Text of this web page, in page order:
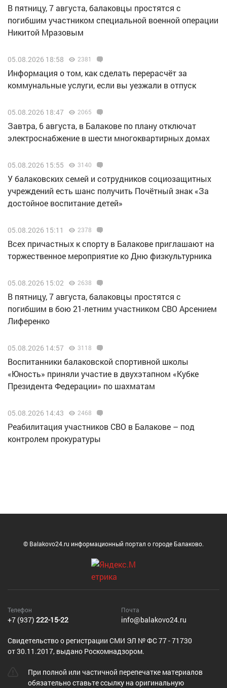
В пятницу, 7 августа, балаковцы простятся с
погибшим участником специальной военной операции
Никитой Мразовым
05.08.2026 18:58 2381
Информация о том, как сделать перерасчёт за
коммунальные услуги, если вы уезжали в отпуск
05.08.2026 18:47 2065
Завтра, 6 августа, в Балакове по плану отключат
электроснабжение в шести многоквартирных домах
05.08.2026 15:55 3140
У балаковских семей и сотрудников социозащитных
учреждений есть шанс получить Почётный знак «За
достойное воспитание детей»
05.08.2026 15:11 2378
Всех причастных к спорту в Балакове приглашают на
торжественное мероприятие ко Дню физкультурника
05.08.2026 15:02 2638
В пятницу, 7 августа, балаковцы простятся с
погибшим в бою 21-летним участником СВО Арсением
Лиференко
05.08.2026 14:57 3118
Воспитанники балаковской спортивной школы
«Юность» приняли участие в двухэтапном «Кубке
Президента Федерации» по шахматам
05.08.2026 14:43 2468
Реабилитация участников СВО в Балакове – под
контролем прокуратуры
© Balakovo24.ru информационный портал о городе Балаково.
Телефон
+7 (937) 222-15-22
Почта
info@balakovo24.ru
Cвидетельство о регистрации СМИ ЭЛ № ФС 77 - 71730
от 30.11.2017, выдано Роскомнадзором.
При полной или частичной перепечатке материалов
обязательно ставьте ссылку на оригинальную